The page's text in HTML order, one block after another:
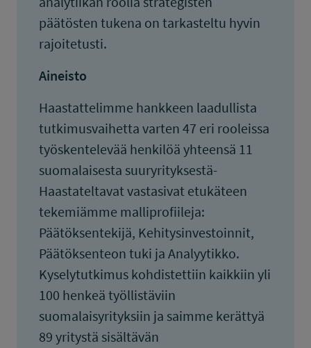
päätösten tukena on tarkasteltu hyvin
rajoitetusti.
Aineisto
Haastattelimme hankkeen laadullista
tutkimusvaihetta varten 47 eri rooleissa
työskentelevää henkilöä yhteensä 11
suomalaisesta suuryrityksestä-
Haastateltavat vastasivat etukäteen
tekemiämme malliprofiileja:
Päätöksentekijä, Kehitysinvestoinnit,
Päätöksenteon tuki ja Analyytikko.
Kyselytutkimus kohdistettiin kaikkiin yli
100 henkeä työllistäviin
suomalaisyrityksiin ja saimme kerättyä
89 yritystä sisältävän